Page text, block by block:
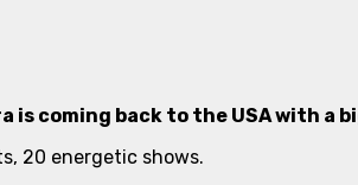
is coming back to the USA with a
20 energetic shows.